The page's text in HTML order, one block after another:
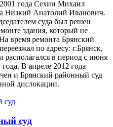
года Сехин Михаил
Низкий Анатолий Иванович.
суда был решен
здания, который не
время ремонта Брянский
по адресу: г.Брянск,
располагался в период с июня
В апреле 2012 года
и Брянский районный суд
дислокации.
суд